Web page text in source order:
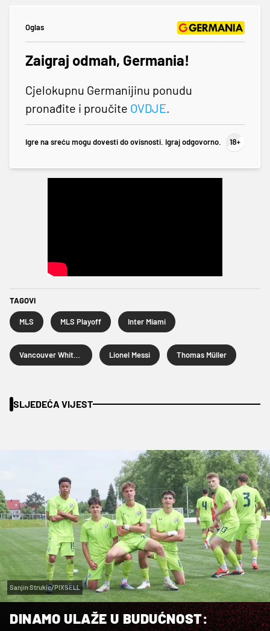
Oglas
Zaigraj odmah, Germania!
Cjelokupnu Germanijinu ponudu
pronađite i proučite OVDJE.
Igre na sreću mogu dovesti do ovisnosti. Igraj odgovorno.
TAGOVI
MLS MLS Playoff Inter Miami
Lionel Messi Thomas Müller
SLJEDEĆA VIJEST
Sanjin Strukic/PIXSELL
DINAMO ULAŽE U BUDUĆNOST: